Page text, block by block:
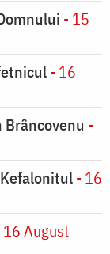
- 15
- 16
-
- 16
16 August